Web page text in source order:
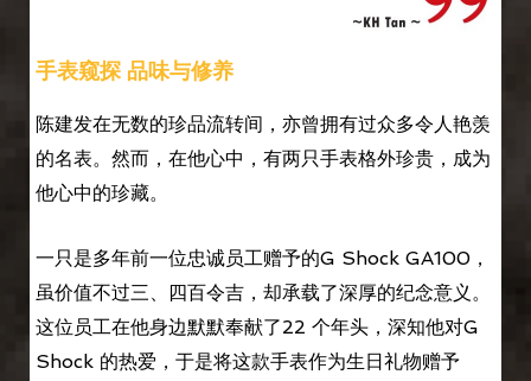
手表窥探 品味与修养
陈建发在无数的珍品流转间，亦曾拥有过众多令人艳羡
的名表。然而，在他心中，有两只手表格外珍贵，成为
他心中的珍藏。
一只是多年前一位忠诚员工赠予的G Shock GA100，
虽价值不过三、四百令吉，却承载了深厚的纪念意义。
这位员工在他身边默默奉献了22 个年头，深知他对G
Shock 的热爱，于是将这款手表作为生日礼物赠予